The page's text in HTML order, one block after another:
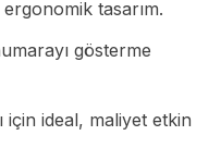
tasarım.
gösterme
ideal, maliyet etkin